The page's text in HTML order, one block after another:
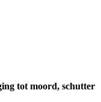
tot moord, schutter